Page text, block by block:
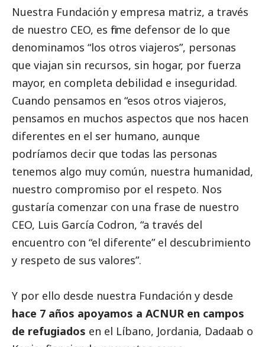
Nuestra Fundación y empresa matriz, a través
de nuestro CEO, es firme defensor de lo que
denominamos “los otros viajeros”, personas
que viajan sin recursos, sin hogar, por fuerza
mayor, en completa debilidad e inseguridad.
Cuando pensamos en “esos otros viajeros,
pensamos en muchos aspectos que nos hacen
diferentes en el ser humano, aunque
podríamos decir que todas las personas
tenemos algo muy común, nuestra humanidad,
nuestro compromiso por el respeto. Nos
gustaría comenzar con una frase de nuestro
CEO, Luis García Codron, “a través del
encuentro con “el diferente” el descubrimiento
y respeto de sus valores”.
Y por ello desde nuestra Fundación y desde
hace 7 años apoyamos a ACNUR en campos
de refugiados en el Líbano, Jordania, Dadaab o